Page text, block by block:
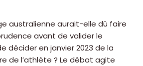
australienne aurait-elle dû faire
avant de valider le
décider en janvier 2023 de la
de l’athlète ? Le débat agite